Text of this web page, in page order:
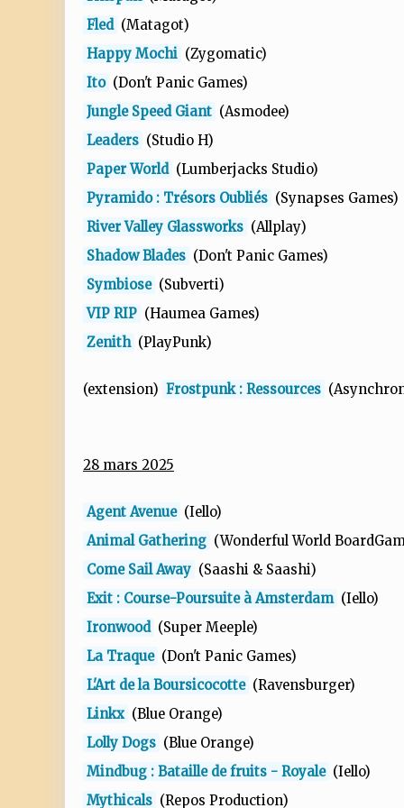
Fled (Matagot)
Happy Mochi (Zygomatic)
Ito (Don't Panic Games)
Jungle Speed Giant (Asmodee)
Leaders (Studio H)
Paper World (Lumberjacks Studio)
Pyramido : Trésors Oubliés (Synapses Games)
River Valley Glassworks (Allplay)
Shadow Blades (Don't Panic Games)
Symbiose (Subverti)
VIP RIP (Haumea Games)
Zenith (PlayPunk)
(extension) Frostpunk : Ressources
28 mars 2025
Agent Avenue (Iello)
Animal Gathering (Wonderful World
Come Sail Away (Saashi & Saashi)
Exit : Course-Poursuite à Amsterdam (Iello)
Ironwood (Super Meeple)
La Traque (Don't Panic Games)
L'Art de la Boursicocotte (Ravensburger)
Linkx (Blue Orange)
Lolly Dogs (Blue Orange)
Mindbug : Bataille de fruits - Royale (Iello)
Mythicals (Repos Production)